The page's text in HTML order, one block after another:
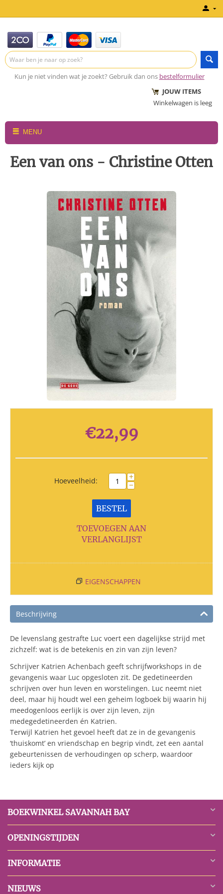
Kun je niet vinden wat je zoekt? Gebruik dan ons bestelformulier
JOUW ITEMS
Winkelwagen is leeg
MENU
Een van ons - Christine Otten
€22,99
Hoeveelheid: +
−
BESTEL
TOEVOEGEN AAN
VERLANGLIJST
EIGENSCHAPPEN
Beschrijving
De levenslang gestrafte Luc voert een dagelijkse strijd met
zichzelf: wat is de betekenis en zin van zijn leven?
Schrijver Katrien Achenbach geeft schrijfworkshops in de
gevangenis waar Luc opgesloten zit. De gedetineerden
schrijven over hun leven en worstelingen. Luc neemt niet
deel, maar hij houdt wel een geheim logboek bij waarin hij
meedogenloos eerlijk is over zijn leven, zijn
medegedetineerden én Katrien.
Terwijl Katrien het gevoel heeft dat ze in de gevangenis
‘thuiskomt’ en vriendschap en begrip vindt, zet een aantal
gebeurtenissen de verhoudingen op scherp, waardoor
ieders kijk op
BOEKWINKEL SAVANNAH BAY
OPENINGSTIJDEN
INFORMATIE
NIEUWS